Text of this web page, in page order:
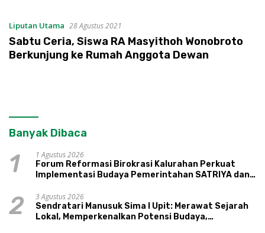
Liputan Utama 28 Agustus 2021
Sabtu Ceria, Siswa RA Masyithoh Wonobroto
Berkunjung ke Rumah Anggota Dewan
Banyak Dibaca
1
1 Agustus 2026
Forum Reformasi Birokrasi Kalurahan Perkuat
Implementasi Budaya Pemerintahan SATRIYA dan
2
3 Agustus 2026
Sendratari Manusuk Sima I Upit: Merawat Sejarah
Lokal, Memperkenalkan Potensi Budaya,